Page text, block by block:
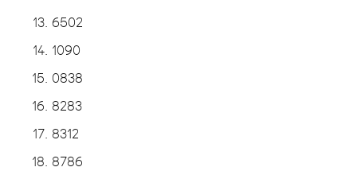
6502
1090
0838
8283
8312
8786